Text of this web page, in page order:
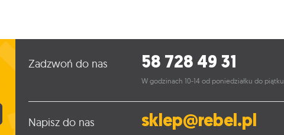
Zadzwoń do nas 58 728 49 31
W godzinach 10-14 od poniedziałku do piątku
Napisz do nas sklep@rebel.pl